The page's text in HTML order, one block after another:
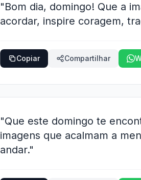
"Bom dia, domingo! Que a
acordar, inspire coragem,
Copiar Compartilhar
"Que este domingo te
imagens que acalmam a
andar."